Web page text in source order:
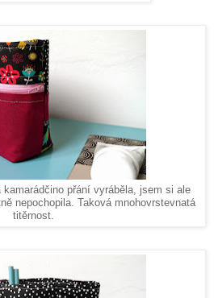
přání vyráběla, jsem si ale
nepochopila. Taková mnohovrstevnatá
titěrnost.